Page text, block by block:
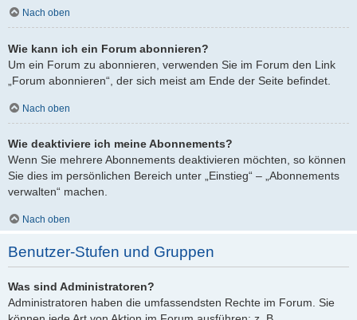
Nach oben
Wie kann ich ein Forum abonnieren?
Um ein Forum zu abonnieren, verwenden Sie im Forum den Link
„Forum abonnieren“, der sich meist am Ende der Seite befindet.
Nach oben
Wie deaktiviere ich meine Abonnements?
Wenn Sie mehrere Abonnements deaktivieren möchten, so können
Sie dies im persönlichen Bereich unter „Einstieg“ – „Abonnements
verwalten“ machen.
Nach oben
Benutzer-Stufen und Gruppen
Was sind Administratoren?
Administratoren haben die umfassendsten Rechte im Forum. Sie